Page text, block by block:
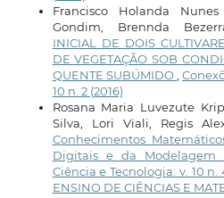
Francisco Holanda
Gondim, Brennda
INICIAL DE DOIS
DE VEGETAÇÃO SOB
QUENTE SUBÚMIDO ,
10 n. 2 (2016)
Rosana Maria Luvezute
Silva, Lori Viali, Regis
Conhecimentos
Digitais e da Modelagem
Ciência e Tecnologia: v. 10 n.
ENSINO DE CIÊNCIAS E